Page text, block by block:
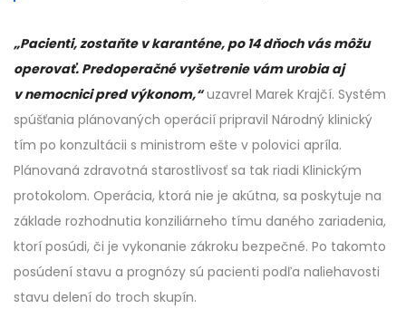
„Pacienti, zostaňte v karanténe, po 14 dňoch vás môžu
operovať. Predoperačné vyšetrenie vám urobia aj
v nemocnici pred výkonom,“uzavrel Marek Krajčí. Systém
spúšťania plánovaných operácií pripravil Národný klinický
tím po konzultácii s ministrom ešte v polovici apríla.
Plánovaná zdravotná starostlivosť sa tak riadi Klinickým
protokolom. Operácia, ktorá nie je akútna, sa poskytuje na
základe rozhodnutia konziliárneho tímu daného zariadenia,
ktorí posúdi, či je vykonanie zákroku bezpečné. Po takomto
posúdení stavu a prognózy sú pacienti podľa naliehavosti
stavu delení do troch skupín.